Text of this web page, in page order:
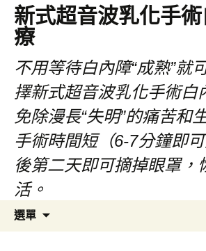
新式超音波乳化手
療
不用等待白內障“成熟”就
擇新式超音波乳化手術白
免除漫長“失明”的痛苦和
手術時間短（6-7分鐘即
後第二天即可摘掉眼罩，
活。
選單